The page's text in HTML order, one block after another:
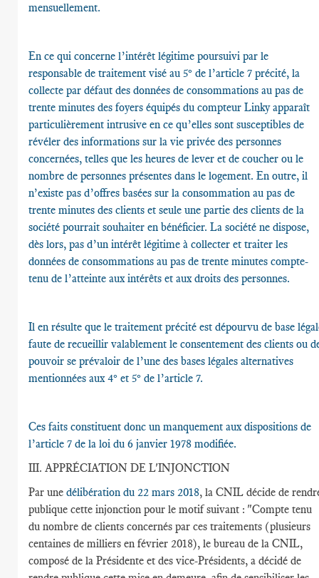
mensuellement.
En ce qui concerne l’intérêt légitime poursuivi par le
responsable de traitement visé au 5° de l’article 7 précité, la
collecte par défaut des données de consommations au pas de
trente minutes des foyers équipés du compteur Linky apparaît
particulièrement intrusive en ce qu’elles sont susceptibles de
révéler des informations sur la vie privée des personnes
concernées, telles que les heures de lever et de coucher ou le
nombre de personnes présentes dans le logement. En outre, il
n’existe pas d’offres basées sur la consommation au pas de
trente minutes des clients et seule une partie des clients de la
société pourrait souhaiter en bénéficier. La société ne dispose,
dès lors, pas d’un intérêt légitime à collecter et traiter les
données de consommations au pas de trente minutes compte-
tenu de l’atteinte aux intérêts et aux droits des personnes.
Il en résulte que le traitement précité est dépourvu de base
faute de recueillir valablement le consentement des clients ou
pouvoir se prévaloir de l’une des bases légales alternatives
mentionnées aux 4° et 5° de l’article 7.
Ces faits constituent donc un manquement aux dispositions de
l’article 7 de la loi du 6 janvier 1978 modifiée.
III. APPRÉCIATION DE L'INJONCTION
Par une délibération du 22 mars 2018, la CNIL décide de
publique cette injonction pour le motif suivant : "Compte tenu
du nombre de clients concernés par ces traitements (plusieurs
centaines de milliers en février 2018), le bureau de la CNIL,
composé de la Présidente et des vice-Présidents, a décidé de